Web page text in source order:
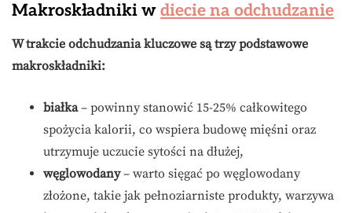
Makroskładniki w diecie na odchudzanie
W trakcie odchudzania kluczowe są trzy podstawowe
makroskładniki:
białka– powinny stanowić 15-25% całkowitego
spożycia kalorii, co wspiera budowę mięśni oraz
utrzymuje uczucie sytości na dłużej,
węglowodany– warto sięgać po węglowodany
złożone, takie jak pełnoziarniste produkty, warzywa